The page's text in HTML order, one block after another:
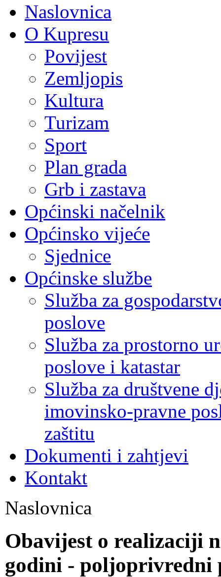
Naslovnica
O Kupresu
Povijest
Zemljopis
Kultura
Turizam
Sport
Plan grada
Grb i zastava
Općinski načelnik
Općinsko vijeće
Sjednice
Općinske službe
Služba za
poslove
Služba za prostorno
poslove i katastar
Služba za društvene
imovinsko-pravne
zaštitu
Dokumenti i zahtjevi
Kontakt
Naslovnica
Obavijest o realizaciji
godini - poljoprivredni